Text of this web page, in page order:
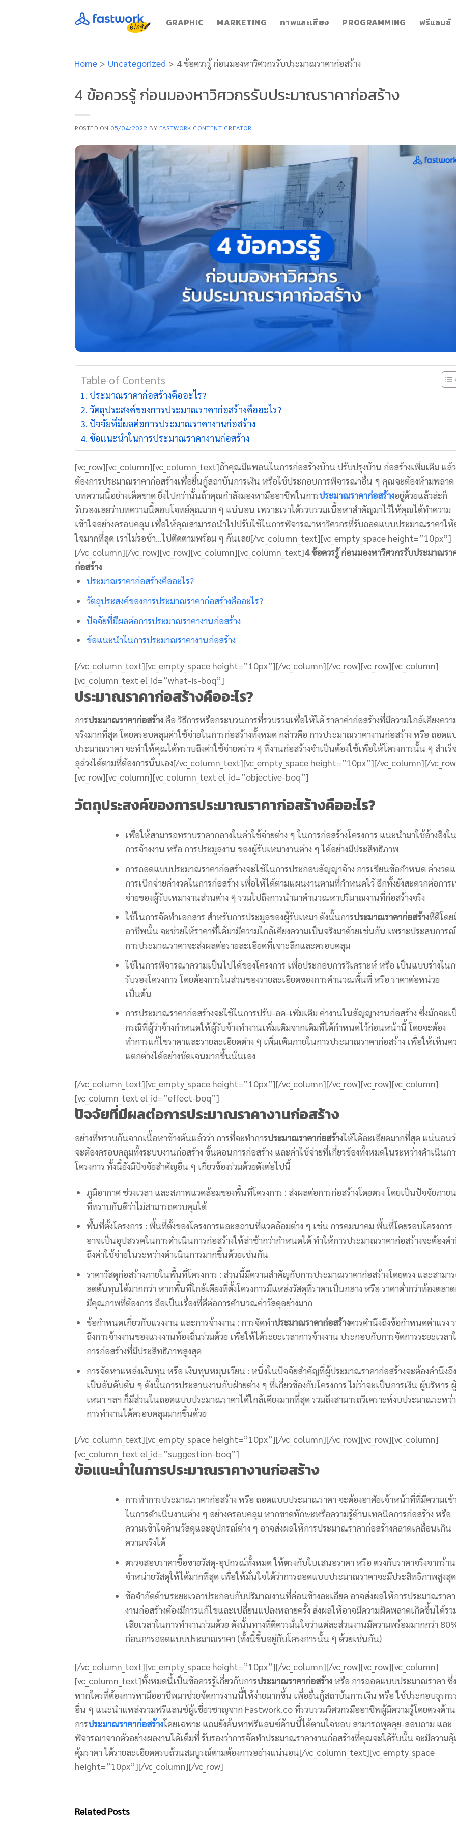
GRAPHIC MARKETING ภาพและเสียง PROGRAMMING ฟรีแลนซ์
Home > Uncategorized > 4 ข้อควรรู้ ก่อนมองหาวิศวกรรับประมาณราคาก่อสร้าง
4 ข้อควรรู้ ก่อนมองหาวิศวกรรับประมาณราคาก่อสร้าง
POSTED ON 05/04/2022 BY FASTWORK CONTENT CREATOR
Table of Contents
ประมาณราคาก่อสร้างคืออะไร?
วัตถุประสงค์ของการประมาณราคาก่อสร้างคืออะไร?
ปัจจัยที่มีผลต่อการประมาณราคางานก่อสร้าง
ข้อแนะนำในการประมาณราคางานก่อสร้าง
[vc_row][vc_column][vc_column_text]ถ้าคุณมีแพลนในการก่อสร้างบ้าน ปรับปรุงบ้าน ก่อสร้างเพิ่มเติม แล้ว
ต้องการประมาณราคาก่อสร้างเพื่อยื่นกู้สถาบันการเงิน หรือใช้ประกอบการพิจารณาอื่น ๆ คุณจะต้องห้ามพลาด
บทความนี้อย่างเด็ดขาด ยิ่งไปกว่านั้นถ้าคุณกำลังมองหามืออาชีพในการประมาณราคาก่อสร้างอยู่ด้วยแล้วล่ะก็
รับรองเลยว่าบทความนี้ตอบโจทย์คุณมาก ๆ แน่นอน เพราะเราได้รวบรวมเนื้อหาสำคัญมาไว้ให้คุณได้ทำความ
เข้าใจอย่างครอบคลุม เพื่อให้คุณสามารถนำไปปรับใช้ในการพิจารณาหาวิศวกรที่รับถอดแบบประมาณราคาให้
ใจมากที่สุด เราไม่รอช้า…ไปติดตามพร้อม ๆ กันเลย[/vc_column_text][vc_empty_space height=”10px”]
[/vc_column][/vc_row][vc_row][vc_column][vc_column_text]4 ข้อควรรู้ ก่อนมองหาวิศวกรรับประมาณรา
ก่อสร้าง
ประมาณราคาก่อสร้างคืออะไร?
วัตถุประสงค์ของการประมาณราคาก่อสร้างคืออะไร?
ปัจจัยที่มีผลต่อการประมาณราคางานก่อสร้าง
ข้อแนะนำในการประมาณราคางานก่อสร้าง
[/vc_column_text][vc_empty_space height=”10px”][/vc_column][/vc_row][vc_row][vc_column]
[vc_column_text el_id=”what-is-boq”]
ประมาณราคาก่อสร้างคืออะไร?
การประมาณราคาก่อสร้างคือ วิธีการหรือกระบวนการที่รวบรวมเพื่อให้ได้ ราคาค่าก่อสร้างที่มีความใกล้เคียงควา
จริงมากที่สุด โดยครอบคลุมค่าใช้จ่ายในการก่อสร้างทั้งหมด กล่าวคือ การประมาณราคางานก่อสร้าง หรือ ถอดแ
ประมาณราคา จะทำให้คุณได้ทราบถึงค่าใช้จ่ายคร่าว ๆ ที่งานก่อสร้างจำเป็นต้องใช้เพื่อให้โครงการนั้น ๆ สำเร็จ
ลุล่วงได้ตามที่ต้องการนั่นเอง[/vc_column_text][vc_empty_space height=”10px”][/vc_column][/
[vc_row][vc_column][vc_column_text el_id=”objective-boq”]
วัตถุประสงค์ของการประมาณราคาก่อสร้างคืออะไร?
เพื่อให้สามารถทราบราคากลางในค่าใช้จ่ายต่าง ๆ ในการก่อสร้างโครงการ แนะนำมาใช้อ้างอิงใน
การจ้างงาน หรือ การประมูลงาน ของผู้รับเหมางานต่าง ๆ ได้อย่างมีประสิทธิภาพ
การถอดแบบประมาณราคาก่อสร้างจะใช้ในการประกอบสัญญาจ้าง การเขียนข้อกำหนด ค่างวด
การเบิกจ่ายค่างวดในการก่อสร้าง เพื่อให้ได้ตามแผนงานตามที่กำหนดไว้ อีกทั้งยังสะดวกต่อการ
จ่ายของผู้รับเหมางานส่วนต่าง ๆ รวมไปถึงการนำมาคำนวณหาปริมาณงานที่ก่อสร้างจริง
ใช้ในการจัดทำเอกสาร สำหรับการประมูลของผู้รับเหมา ดังนั้นการประมาณราคาก่อสร้างที่ดีโดย
อาชีพนั้น จะช่วยให้ราคาที่ได้มามีความใกล้เคียงความเป็นจริงมาด้วยเช่นกัน เพราะประสบการ
การประมาณราคาจะส่งผลต่อรายละเอียดที่เจาะลึกและครอบคลุม
ใช้ในการพิจารณาความเป็นไปได้ของโครงการ เพื่อประกอบการวิเคราะห์ หรือ เป็นแบบร่างในก
รับรองโครงการ โดยต้องการในส่วนของรายละเอียดของการคำนวณพื้นที่ หรือ ราคาต่อหน่วย
เป็นต้น
การประมาณราคาก่อสร้างจะใช้ในการปรับ-ลด-เพิ่มเติม ค่างานในสัญญางานก่อสร้าง ซึ่งมักจะเ
กรณีที่ผู้ว่าจ้างกำหนดให้ผู้รับจ้างทำงานเพิ่มเติมจากเดิมที่ได้กำหนดไว้ก่อนหน้านี้ โดยจะต้อง
ทำการแก้ไขราคาและรายละเอียดต่าง ๆ เพิ่มเติมภายในการประมาณราคาก่อสร้าง เพื่อให้เห็นค
แตกต่างได้อย่างชัดเจนมากขึ้นนั่นเอง
[/vc_column_text][vc_empty_space height=”10px”][/vc_column][/vc_row][vc_row][vc_column]
[vc_column_text el_id=”effect-boq”]
ปัจจัยที่มีผลต่อการประมาณราคางานก่อสร้าง
อย่างที่ทราบกันจากเนื้อหาข้างต้นแล้วว่า การที่จะทำการประมาณราคาก่อสร้างให้ได้ละเอียดมากที่สุด แน่นอน
จะต้องครอบคลุมทั้งระบบงานก่อสร้าง ขั้นตอนการก่อสร้าง และค่าใช้จ่ายที่เกี่ยวข้องทั้งหมดในระหว่างดำเนินก
โครงการ ทั้งนี้ยังมีปัจจัยสำคัญอื่น ๆ เกี่ยวข้องร่วมด้วยดังต่อไปนี้
ภูมิอากาศ ช่วงเวลา และสภาพแวดล้อมของพื้นที่โครงการ : ส่งผลต่อการก่อสร้างโดยตรง โดยเป็นปัจจัยภาย
ที่ทราบกันดีว่าไม่สามารถควบคุมได้
พื้นที่ตั้งโครงการ : พื้นที่ตั้งของโครงการและสถานที่แวดล้อมต่าง ๆ เช่น การคมนาคม พื้นที่โดยรอบโครงการ
อาจเป็นอุปสรรคในการดำเนินการก่อสร้างให้ล่าช้ากว่ากำหนดได้ ทำให้การประมาณราคาก่อสร้างจะต้องค
ถึงค่าใช้จ่ายในระหว่างดำเนินการมากขึ้นด้วยเช่นกัน
ราคาวัสดุก่อสร้างภายในพื้นที่โครงการ : ส่วนนี้มีความสำคัญกับการประมาณราคาก่อสร้างโดยตรง และสามา
ลดต้นทุนได้มากกว่า หากพื้นที่ใกล้เคียงที่ตั้งโครงการมีแหล่งวัสดุที่ราคาเป็นกลาง หรือ ราคาต่ำกว่าท้องตลา
มีคุณภาพที่ต้องการ ถือเป็นเรื่องที่ดีต่อการคำนวณค่าวัสดุอย่างมาก
ข้อกำหนดเกี่ยวกับแรงงาน และการจ้างงาน : การจัดทำประมาณราคาก่อสร้างควรคำนึงถึงข้อกำหนดค่าแรง
ถึงการจ้างงานของแรงงานท้องถิ่นร่วมด้วย เพื่อให้ได้ระยะเวลาการจ้างงาน ประกอบกับการจัดการระยะเวลา
การก่อสร้างที่มีประสิทธิภาพสูงสุด
การจัดหาแหล่งเงินทุน หรือ เงินทุนหมุนเวียน : หนึ่งในปัจจัยสำคัญที่ผู้ประมาณราคาก่อสร้างจะต้องคำนึงถึง
เป็นอันดับต้น ๆ ดังนั้นการประสานงานกับฝ่ายต่าง ๆ ที่เกี่ยวข้องกับโครงการ ไม่ว่าจะเป็นการเงิน ผู้บริหาร
เหมา ฯลฯ ก็มีส่วนในถอดแบบประมาณราคาได้ใกล้เคียงมากที่สุด รวมถึงสามารถวิเคราะห์งบประมาณระหว่
การทำงานได้ครอบคลุมมากขึ้นด้วย
[/vc_column_text][vc_empty_space height=”10px”][/vc_column][/vc_row][vc_row][vc_column]
[vc_column_text el_id=”suggestion-boq”]
ข้อแนะนำในการประมาณราคางานก่อสร้าง
การทำการประมาณราคาก่อสร้าง หรือ ถอดแบบประมาณราคา จะต้องอาศัยเจ้าหน้าที่ที่มีความเข้
ในการดำเนินงานต่าง ๆ อย่างครอบคลุม หากขาดทักษะหรือความรู้ด้านเทคนิคการก่อสร้าง หรือ
ความเข้าใจด้านวัสดุและอุปกรณ์ต่าง ๆ อาจส่งผลให้การประมาณราคาก่อสร้างคลาดเคลื่อนเกิน
ความจริงได้
ตรวจสอบราคาซื้อขายวัสดุ-อุปกรณ์ทั้งหมด ให้ตรงกับใบเสนอราคา หรือ ตรงกับราคาจริงจากร้าน
จำหน่ายวัสดุให้ได้มากที่สุด เพื่อให้มั่นใจได้ว่าการถอดแบบประมาณราคาจะมีประสิทธิภาพสูงสุด
ข้อจำกัดด้านระยะเวลาประกอบกับปริมาณงานที่ค่อนข้างละเอียด อาจส่งผลให้การประมาณราคา
งานก่อสร้างต้องมีการแก้ไขและเปลี่ยนแปลงหลายครั้ง ส่งผลให้อาจมีความผิดพลาดเกิดขึ้นได้รว
เสียเวลาในการทำงานร่วมด้วย ดังนั้นทางที่ดีควรมั่นใจว่าแต่ละส่วนงานมีความพร้อมมากกว่า
ก่อนการถอดแบบประมาณราคา (ทั้งนี้ขึ้นอยู่กับโครงการนั้น ๆ ด้วยเช่นกัน)
[/vc_column_text][vc_empty_space height=”10px”][/vc_column][/vc_row][vc_row][vc_column]
[vc_column_text]ทั้งหมดนี้เป็นข้อควรรู้เกี่ยวกับการประมาณราคาก่อสร้างหรือ การถอดแบบประมาณราคา ซึ่ง
หากใครที่ต้องการหามืออาชีพมาช่วยจัดการงานนี้ให้ง่ายมากขึ้น เพื่อยื่นกู้สถาบันการเงิน หรือ ใช้ประกอบธุรกร
อื่น ๆ แนะนำแหล่งรวมฟรีแลนซ์ผู้เชี่ยวชาญจาก Fastwork.co ที่รวบรวมวิศวกรมืออาชีพผู้มีความรู้โดยตรงด้าน
การประมาณราคาก่อสร้างโดยเฉพาะ แถมยังค้นหาฟรีแลนซ์ด้านนี้ได้ตามใจชอบ สามารถพูดคุย-สอบถาม และ
พิจารณาจากตัวอย่างผลงานได้เต็มที่ รับรองว่าการจัดทำประมาณราคางานก่อสร้างที่คุณจะได้รับนั้น จะมีความคุ้
คุ้มราคา ได้รายละเอียดครบถ้วนสมบูรณ์ตามต้องการอย่างแน่นอน[/vc_column_text][vc_empty_space
height=”10px”][/vc_column][/vc_row]
Related Posts